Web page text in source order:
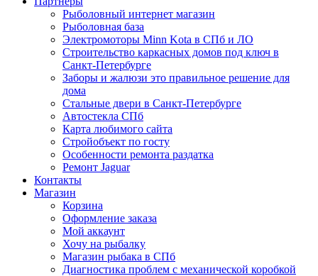
Рыболовный интернет магазин
Рыболовная база
Электромоторы Minn Kota в СПб и ЛО
Строительство каркасных домов под ключ в
Санкт-Петербурге
Заборы и жалюзи это правильное решение для
дома
Стальные двери в Санкт-Петербурге
Автостекла СПб
Карта любимого сайта
Стройобъект по госту
Особенности ремонта раздатка
Ремонт Jaguar
Контакты
Магазин
Корзина
Оформление заказа
Мой аккаунт
Хочу на рыбалку
Магазин рыбака в СПб
Диагностика проблем с механической коробкой